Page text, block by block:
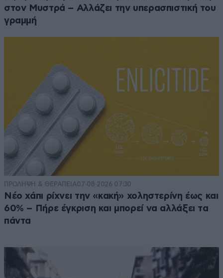
στον Μυστρά – Αλλάζει την υπερασπιστική του
γραμμή
ΠΡΟΛΗΨΗ & ΘΕΡΑΠΕΙΑ07·08·2026 07:30
Νέο χάπι ρίχνει την «κακή» χοληστερίνη έως και
60% – Πήρε έγκριση και μπορεί να αλλάξει τα
πάντα